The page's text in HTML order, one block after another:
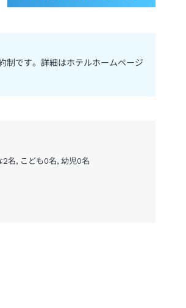
制です。詳細はホテルホームページ
2名, こども0名, 幼児0名